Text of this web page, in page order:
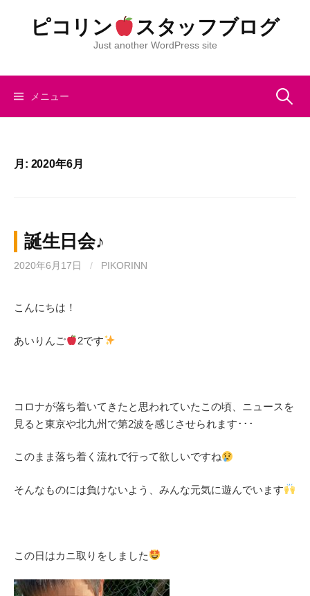
ツ
ピコリン スタッフブログ
Just another WordPress site
メニュー 検
月: 2020年6月
誕生日会♪
2020年6月17日 / PIKORINN
こんにちは！
あいりんご 2です
コロナが落ち着いてきたと思われていたこの頃、ニュースを
見ると東京や北九州で第2波を感じさせられます･･･
このまま落ち着く流れで行って欲しいですね
そんなものには負けないよう、みんな元気に遊んでいます
この日はカニ取りをしました